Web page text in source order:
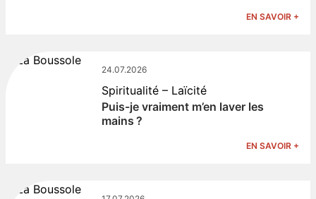
EN SAVOIR +
24.07.2026
Spiritualité – Laïcité
Puis-je vraiment m’en laver les
mains ?
EN SAVOIR +